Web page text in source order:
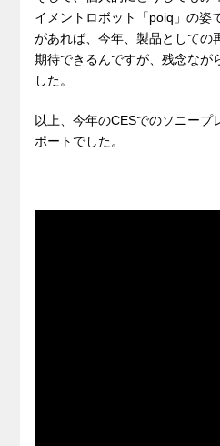
イメントロボット「poiq」の姿
があれば、今年、製品としての
期待できるんですが、残念なが
した。
以上、今年のCESでのソニープ
ポートでした。